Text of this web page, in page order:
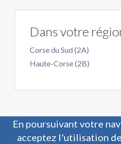
Dans votre
Corse du Sud (2A)
Haute-Corse (2B)
En poursuivant votre
acceptez l'utilisation